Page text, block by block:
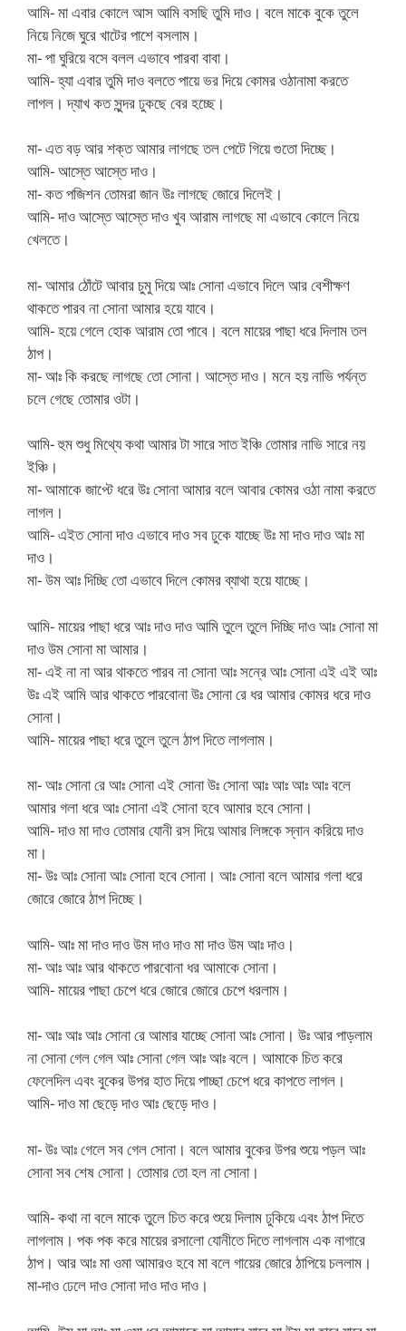
আমি- মা এবার কোলে আস আমি বসছি তুমি দাও। বলে মাকে বুকে তুলে
নিয়ে নিজে ঘুরে খাটের পাশে বসলাম।
মা- পা ঘুরিয়ে বসে বলল এভাবে পারবা বাবা।
আমি- হ্যা এবার তুমি দাও বলতে পায়ে ভর দিয়ে কোমর ওঠানামা করতে
লাগল। দ্যাখ কত সুন্দর ঢুকছে বের হচ্ছে।
মা- এত বড় আর শক্ত আমার লাগছে তল পেটে গিয়ে গুতো দিচ্ছে।
আমি- আস্তে আস্তে দাও।
মা- কত পজিশন তোমরা জান উঃ লাগছে জোরে দিলেই।
আমি- দাও আস্তে আস্তে দাও খুব আরাম লাগছে মা এভাবে কোলে নিয়ে
খেলতে।
মা- আমার ঠোঁটে আবার চুমু দিয়ে আঃ সোনা এভাবে দিলে আর বেশীক্ষণ
থাকতে পারব না সোনা আমার হয়ে যাবে।
আমি- হয়ে গেলে হোক আরাম তো পাবে। বলে মায়ের পাছা ধরে দিলাম তল
ঠাপ।
মা- আঃ কি করছে লাগছে তো সোনা। আস্তে দাও। মনে হয় নাভি পর্যন্ত
চলে গেছে তোমার ওটা।
আমি- হুম শুধু মিথ্যে কথা আমার টা সারে সাত ইঞ্চি তোমার নাভি সারে নয়
ইঞ্চি।
মা- আমাকে জাপ্টে ধরে উঃ সোনা আমার বলে আবার কোমর ওঠা নামা করতে
লাগল।
আমি- এইত সোনা দাও এভাবে দাও সব ঢুকে যাচ্ছে উঃ মা দাও দাও আঃ মা
দাও।
মা- উম আঃ দিচ্ছি তো এভাবে দিলে কোমর ব্যাথা হয়ে যাচ্ছে।
আমি- মায়ের পাছা ধরে আঃ দাও দাও আমি তুলে তুলে দিচ্ছি দাও আঃ সোনা মা
দাও উম সোনা মা আমার।
মা- এই না না আর থাকতে পারব না সোনা আঃ সন্রে আঃ সোনা এই এই আঃ
উঃ এই আমি আর থাকতে পারবোনা উঃ সোনা রে ধর আমার কোমর ধরে দাও
সোনা।
আমি- মায়ের পাছা ধরে তুলে তুলে ঠাপ দিতে লাগলাম।
মা- আঃ সোনা রে আঃ সোনা এই সোনা উঃ সোনা আঃ আঃ আঃ আঃ বলে
আমার গলা ধরে আঃ সোনা এই সোনা হবে আমার হবে সোনা।
আমি- দাও মা দাও তোমার যোনী রস দিয়ে আমার লিঙ্গকে স্নান করিয়ে দাও
মা।
মা- উঃ আঃ সোনা আঃ সোনা হবে সোনা। আঃ সোনা বলে আমার গলা ধরে
জোরে জোরে ঠাপ দিচ্ছে।
আমি- আঃ মা দাও দাও উম দাও দাও মা দাও উম আঃ দাও।
মা- আঃ আঃ আর থাকতে পারবোনা ধর আমাকে সোনা।
আমি- মায়ের পাছা চেপে ধরে জোরে জোরে চেপে ধরলাম।
মা- আঃ আঃ আঃ সোনা রে আমার যাচ্ছে সোনা আঃ সোনা। উঃ আর পাড়লাম
না সোনা গেল গেল আঃ সোনা গেল আঃ আঃ বলে। আমাকে চিত করে
ফেলেদিল এবং বুকের উপর হাত দিয়ে পাচ্ছা চেপে ধরে কাপতে লাগল।
আমি- দাও মা ছেড়ে দাও আঃ ছেড়ে দাও।
মা- উঃ আঃ গেলে সব গেল সোনা। বলে আমার বুকের উপর শুয়ে পড়ল আঃ
সোনা সব শেষ সোনা। তোমার তো হল না সোনা।
আমি- কথা না বলে মাকে তুলে চিত করে শুয়ে দিলাম ঢুকিয়ে এবং ঠাপ দিতে
লাগলাম। পক পক করে মায়ের রসালো যোনীতে দিতে লাগলাম এক নাগারে
ঠাপ। আর আঃ মা ওমা আমারও হবে মা বলে গায়ের জোরে ঠাপিয়ে চললাম।
মা-দাও ঢেলে দাও সোনা দাও দাও দাও।